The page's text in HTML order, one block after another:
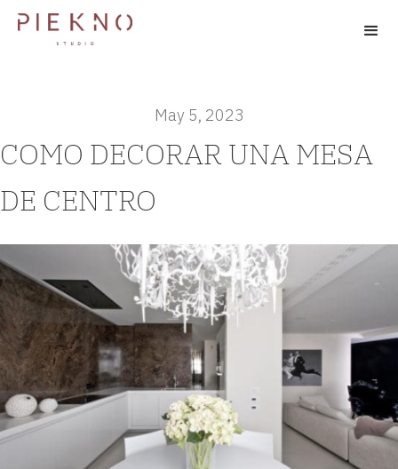
May 5, 2023
COMO DECORAR UNA MESA
DE CENTRO